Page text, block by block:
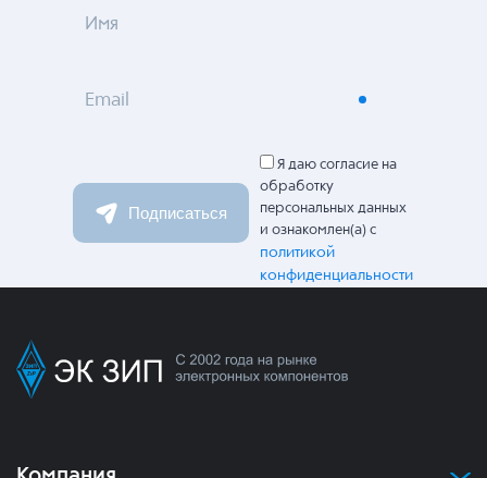
Имя
Email
Подписаться
Я даю согласие на
обработку
персональных данных
и ознакомлен(а) с
политикой
конфиденциальности